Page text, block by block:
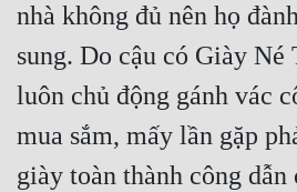
Mạt Thế
Mỹ Thực
nhà không đủ nên họ
sung. Do cậu có Giày Né
luôn chủ động gánh vác
mua sắm, mấy lần gặp
giày toàn thành công